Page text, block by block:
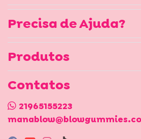
Contatos
21965155223
Precisa de Ajuda?
Produtos